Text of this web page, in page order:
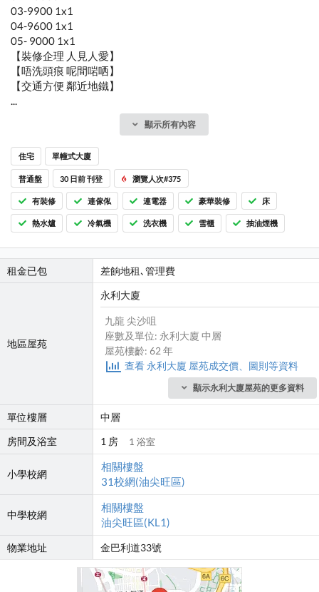
03-9900 1x1
04-9600 1x1
05- 9000 1x1
【裝修企理 人見人愛】
【唔洗頭痕 呢間啱哂】
【交通方便 鄰近地鐵】
顯示所有內容
住宅 單幢式大廈
普通盤 30 日前 刊登 瀏覽人次#375
有裝修 連傢俬 連電器 豪華裝修 床
熱水爐 冷氣機 洗衣機 雪櫃 抽油煙機
租金已包 差餉地租､管理費
地區屋苑
永利大廈
九龍 尖沙咀
座數及單位: 永利大廈 中層
屋苑樓齡: 62 年
查看 永利大廈 屋苑成交價、圖則等資料
顯示永利大廈屋苑的更多資料
單位樓層
中層
房間及浴室
1 房 1 浴室
小學校網
相關樓盤
31校網(油尖旺區)
中學校網
相關樓盤
油尖旺區(KL1)
物業地址 金巴利道33號